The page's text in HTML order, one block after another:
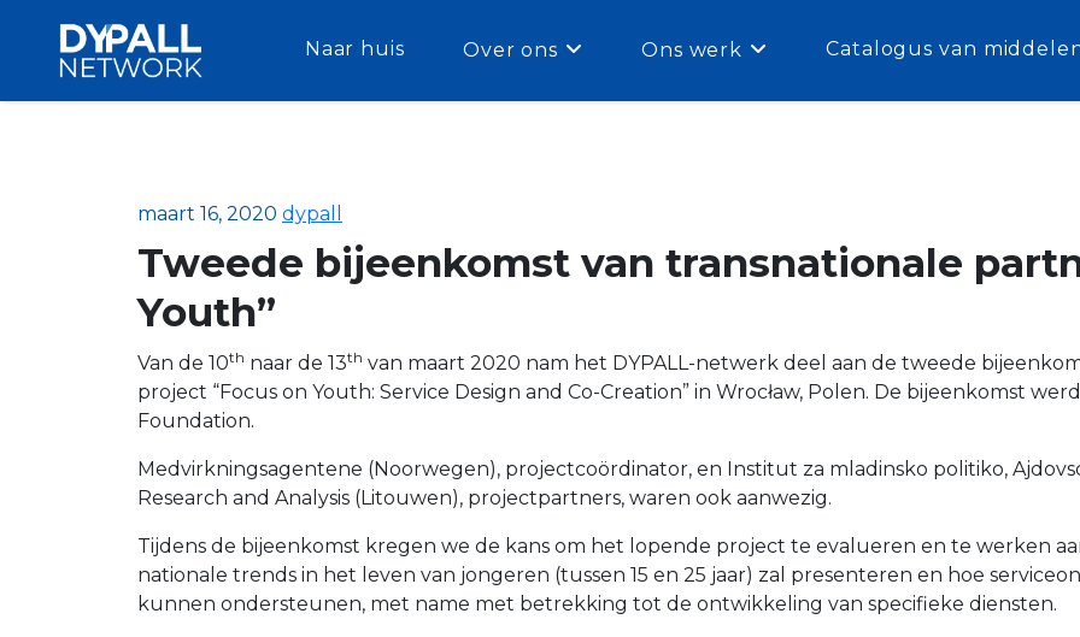
Naar huis Over ons Ons werk Catalogus van
maart 16, 2020 dypall
Tweede bijeenkomst van transnationale
Youth”
Van de 10th naar de 13th van maart 2020 nam het DYPALL-netwerk deel aan de tweede
project “Focus on Youth: Service Design and Co-Creation” in Wrocław, Polen. De bijeenkomst
Foundation.
Medvirkningsagentene (Noorwegen), projectcoördinator, en Institut za mladinsko politiko,
Research and Analysis (Litouwen), projectpartners, waren ook aanwezig.
Tijdens de bijeenkomst kregen we de kans om het lopende project te evalueren en te werken
nationale trends in het leven van jongeren (tussen 15 en 25 jaar) zal presenteren en hoe
kunnen ondersteunen, met name met betrekking tot de ontwikkeling van specifieke diensten.